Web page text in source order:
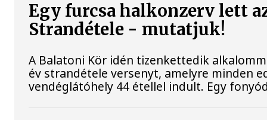
Egy furcsa halkonzerv lett
Strandétele - mutatjuk!
A Balatoni Kör idén tizenkettedik
év strandétele versenyt, amelyre minden
vendéglátóhely 44 étellel indult. Egy